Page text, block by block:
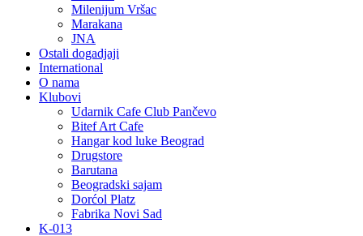
Milenijum Vršac
Marakana
JNA
Ostali dogadjaji
International
O nama
Klubovi
Udarnik Cafe Club Pančevo
Bitef Art Cafe
Hangar kod luke Beograd
Drugstore
Barutana
Beogradski sajam
Dorćol Platz
Fabrika Novi Sad
K-013